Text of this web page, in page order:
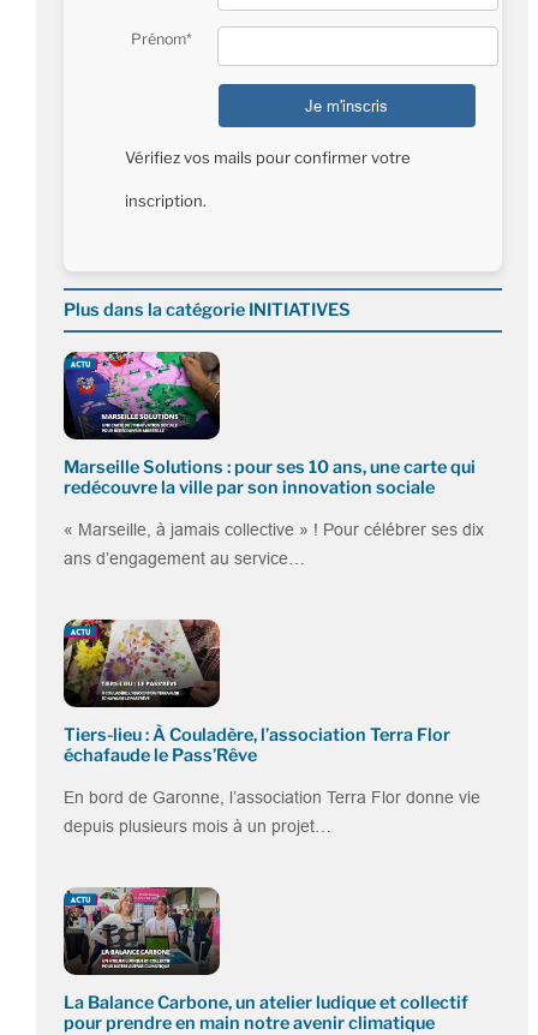
Prénom*
Vérifiez vos mails pour confirmer votre
inscription.
Plus dans la catégorie INITIATIVES
Marseille Solutions : pour ses 10 ans, une carte qui
redécouvre la ville par son innovation sociale
« Marseille, à jamais collective » ! Pour célébrer ses dix
ans d’engagement au service…
Tiers-lieu : À Couladère, l’association Terra Flor
échafaude le Pass’Rêve
En bord de Garonne, l’association Terra Flor donne vie
depuis plusieurs mois à un projet…
La Balance Carbone, un atelier ludique et collectif
pour prendre en main notre avenir climatique